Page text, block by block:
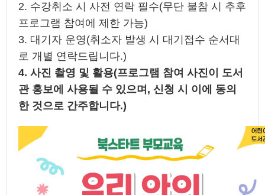
2. 수강취소 시 사전 연락 필수(무단 불참 시 추후
프로그램 참여에 제한 가능)
3. 대기자 운영(취소자 발생 시 대기접수 순서대
로 개별 연락드립니다.)
4. 사진 촬영 및 활용(프로그램 참여 사진이 도서
관 홍보에 사용될 수 있으며, 신청 시 이에 동의
한 것으로 간주합니다.)